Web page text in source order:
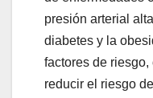
presión arterial
diabetes y la
factores de
reducir el riesgo